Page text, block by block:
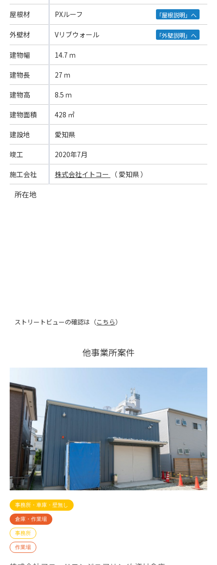
屋根材 PXルーフ 「屋根説明」へ
外壁材 Vリブウォール 「外壁説明」へ
建物幅 14.7 ｍ
建物長 27 ｍ
建物高 8.5 ｍ
建物面積 428 ㎡
建設地 愛知県
竣工 2020年7月
施工会社 株式会社イトコー （ 愛知県 ）
所在地
ストリートビューの確認は（こちら）
他事業所案件
事務所・車庫・壁無し
倉庫・作業場
事務所
作業場